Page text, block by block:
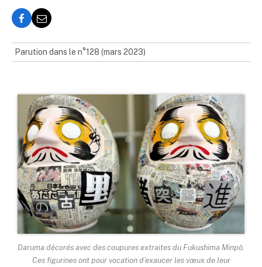
Parution dans le n°128 (mars 2023)
Daruma décorés avec des coupures extraites du Fukushima Minpô.
Ces figurines ont pour vocation d’exaucer les vœux de leur